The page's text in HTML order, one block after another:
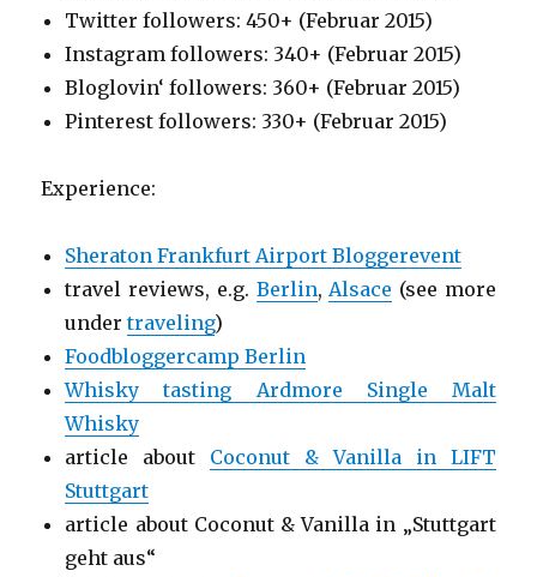
Twitter followers: 450+ (Februar 2015)
Instagram followers: 340+ (Februar 2015)
Bloglovin‘ followers: 360+ (Februar 2015)
Pinterest followers: 330+ (Februar 2015)
Experience:
Sheraton Frankfurt Airport Bloggerevent
travel reviews, e.g. Berlin, Alsace (see more
undertraveling)
Foodbloggercamp Berlin
Whisky tasting Ardmore Single Malt
Whisky
article about Coconut & Vanilla in LIFT
Stuttgart
article about Coconut & Vanilla in „Stuttgart
geht aus“